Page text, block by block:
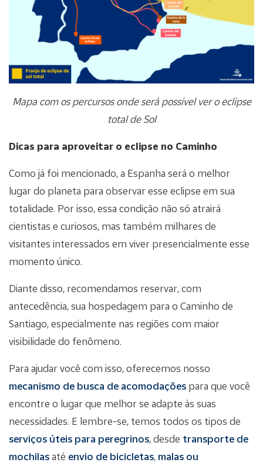
Mapa com os percursos onde será possível ver o eclipse
total de Sol
Dicas para aproveitar o eclipse no Caminho
Como já foi mencionado, a Espanha será o melhor
lugar do planeta para observar esse eclipse em sua
totalidade. Por isso, essa condição não só atrairá
cientistas e curiosos, mas também milhares de
visitantes interessados em viver presencialmente esse
momento único.
Diante disso, recomendamos reservar, com
antecedência, sua hospedagem para o Caminho de
Santiago, especialmente nas regiões com maior
visibilidade do fenômeno.
Para ajudar você com isso, oferecemos nosso
mecanismo de busca de acomodações para que você
encontre o lugar que melhor se adapte às suas
necessidades. E lembre-se, temos todos os tipos de
serviços úteis para peregrinos, desde transporte de
mochilasaté envio de bicicletas, malas ou